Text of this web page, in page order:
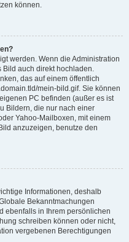
können.
werden. Wenn die Administration
Bild auch direkt hochladen.
das auf einem öffentlich
mein-bild.gif. Sie können
PC befinden (außer es ist
Bildern, die nur nach einer
Yahoo-Mailboxen, mit einem
anzuzeigen, benutze den
Informationen, deshalb
Bekanntmachungen
ebenfalls in Ihrem persönlichen
schreiben können oder nicht,
vergebenen Berechtigungen